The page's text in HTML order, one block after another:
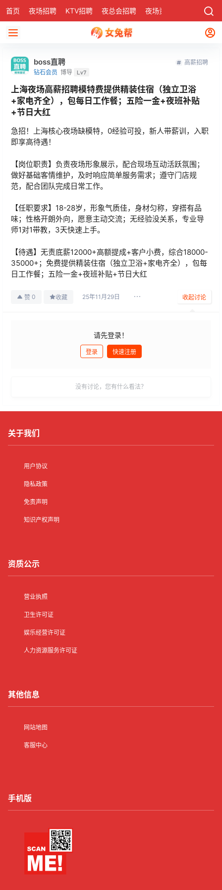
首页 夜场招聘 KTV招聘 夜总会招聘 夜场资讯 社区
boss直聘
钻石会员 博导 Lv7
高薪招聘
上海夜场高薪招聘模特费提供精装住宿（独立卫浴
+家电齐全），包每日工作餐；五险一金+夜班补贴
+节日大红
急招！上海核心夜场缺模特，0经验可投，新人带薪训，入职
即享高待遇！
【岗位职责】负责夜场形象展示，配合现场互动活跃氛围；
做好基础客情维护，及时响应简单服务需求；遵守门店规
范，配合团队完成日常工作。
【任职要求】18-28岁，形象气质佳，身材匀称，穿搭有品
味；性格开朗外向，愿意主动交流；无经验没关系，专业导
师1对1带教，3天快速上手。
【待遇】无责底薪12000+高额提成+客户小费，综合18000-
35000+；免费提供精装住宿（独立卫浴+家电齐全），包每
日工作餐；五险一金+夜班补贴+节日大红
赞 0 收藏 25年11月29日 收起讨论
请先登录！
登录 快速注册
没有讨论，您有什么看法？
关于我们
用户协议
隐私政策
免责声明
知识产权声明
资质公示
营业执照
卫生许可证
娱乐经营许可证
人力资源服务许可证
其他信息
网站地图
客服中心
手机版